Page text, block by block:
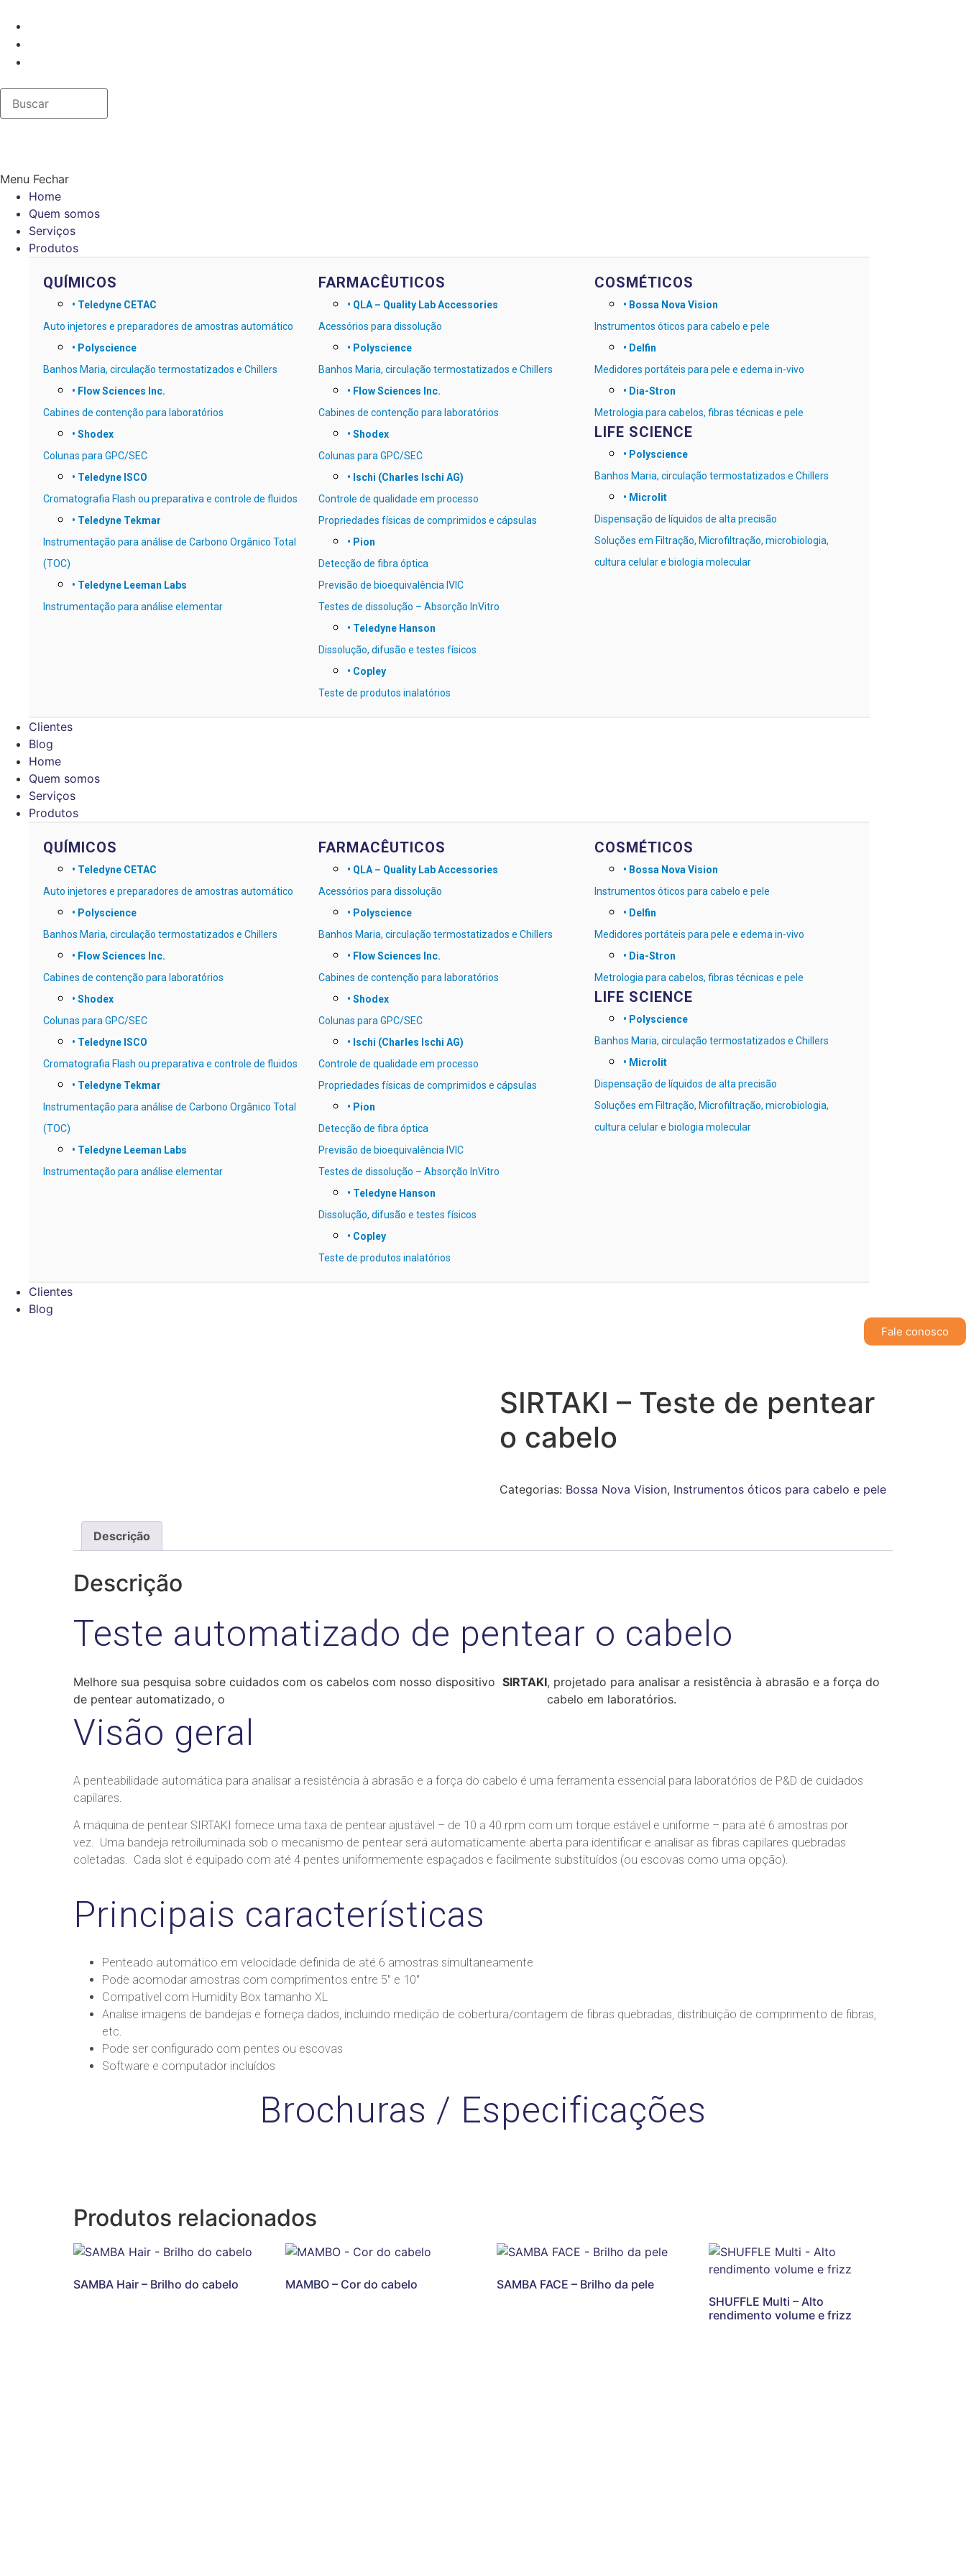
Menu Fechar
Home
Quem somos
Serviços
Produtos
QUÍMICOS
• Teledyne CETAC
Auto injetores e preparadores de amostras automático
• Polyscience
Banhos Maria, circulação termostatizados e Chillers
• Flow Sciences Inc.
Cabines de contenção para laboratórios
• Shodex
Colunas para GPC/SEC
• Teledyne ISCO
Cromatografia Flash ou preparativa e controle de fluidos
• Teledyne Tekmar
Instrumentação para análise de Carbono Orgânico Total
(TOC)
• Teledyne Leeman Labs
Instrumentação para análise elementar
FARMACÊUTICOS
• QLA – Quality Lab Accessories
Acessórios para dissolução
• Polyscience
Banhos Maria, circulação termostatizados e Chillers
• Flow Sciences Inc.
Cabines de contenção para laboratórios
• Shodex
Colunas para GPC/SEC
• Ischi (Charles Ischi AG)
Controle de qualidade em processo
Propriedades físicas de comprimidos e cápsulas
• Pion
Detecção de fibra óptica
Previsão de bioequivalência IVIC
Testes de dissolução – Absorção InVitro
• Teledyne Hanson
Dissolução, difusão e testes físicos
• Copley
Teste de produtos inalatórios
COSMÉTICOS
• Bossa Nova Vision
Instrumentos óticos para cabelo e pele
• Delfin
Medidores portáteis para pele e edema in-vivo
• Dia-Stron
Metrologia para cabelos, fibras técnicas e pele
LIFE SCIENCE
• Polyscience
Banhos Maria, circulação termostatizados e Chillers
• Microlit
Dispensação de líquidos de alta precisão
Soluções em Filtração, Microfiltração, microbiologia,
cultura celular e biologia molecular
Clientes
Blog
Home
Quem somos
Serviços
Produtos
QUÍMICOS
• Teledyne CETAC
Auto injetores e preparadores de amostras automático
• Polyscience
Banhos Maria, circulação termostatizados e Chillers
• Flow Sciences Inc.
Cabines de contenção para laboratórios
• Shodex
Colunas para GPC/SEC
• Teledyne ISCO
Cromatografia Flash ou preparativa e controle de fluidos
• Teledyne Tekmar
Instrumentação para análise de Carbono Orgânico Total
(TOC)
• Teledyne Leeman Labs
Instrumentação para análise elementar
FARMACÊUTICOS
• QLA – Quality Lab Accessories
Acessórios para dissolução
• Polyscience
Banhos Maria, circulação termostatizados e Chillers
• Flow Sciences Inc.
Cabines de contenção para laboratórios
• Shodex
Colunas para GPC/SEC
• Ischi (Charles Ischi AG)
Controle de qualidade em processo
Propriedades físicas de comprimidos e cápsulas
• Pion
Detecção de fibra óptica
Previsão de bioequivalência IVIC
Testes de dissolução – Absorção InVitro
• Teledyne Hanson
Dissolução, difusão e testes físicos
• Copley
Teste de produtos inalatórios
COSMÉTICOS
• Bossa Nova Vision
Instrumentos óticos para cabelo e pele
• Delfin
Medidores portáteis para pele e edema in-vivo
• Dia-Stron
Metrologia para cabelos, fibras técnicas e pele
LIFE SCIENCE
• Polyscience
Banhos Maria, circulação termostatizados e Chillers
• Microlit
Dispensação de líquidos de alta precisão
Soluções em Filtração, Microfiltração, microbiologia,
cultura celular e biologia molecular
Clientes
Blog
Fale conosco
SIRTAKI – Teste de pentear
o cabelo
Categorias: Bossa Nova Vision, Instrumentos óticos para cabelo e pele
Descrição
Descrição
Teste automatizado de pentear o cabelo
Melhore sua pesquisa sobre cuidados com os cabelos com nosso dispositivo
de pentear automatizado, o
SIRTAKI, projetado para analisar a resistência à abrasão e a força do
cabelo em laboratórios.
Visão geral
A penteabilidade automática para analisar a resistência à abrasão e a força do cabelo é uma ferramenta essencial para laboratórios de P&D de cuidados
capilares.
A máquina de pentear SIRTAKI fornece uma taxa de pentear ajustável – de 10 a 40 rpm com um torque estável e uniforme – para até 6 amostras por
vez. Uma bandeja retroiluminada sob o mecanismo de pentear será automaticamente aberta para identificar e analisar as fibras capilares quebradas
coletadas. Cada slot é equipado com até 4 pentes uniformemente espaçados e facilmente substituídos (ou escovas como uma opção).
Principais características
Penteado automático em velocidade definida de até 6 amostras simultaneamente
Pode acomodar amostras com comprimentos entre 5″ e 10″
Compatível com Humidity Box tamanho XL
Analise imagens de bandejas e forneça dados, incluindo medição de cobertura/contagem de fibras quebradas, distribuição de comprimento de fibras,
etc.
Pode ser configurado com pentes ou escovas
Software e computador incluídos
Brochuras / Especificações
Produtos relacionados
SAMBA Hair – Brilho do cabelo MAMBO – Cor do cabelo
SAMBA FACE – Brilho da pele
SHUFFLE Multi – Alto
rendimento volume e frizz